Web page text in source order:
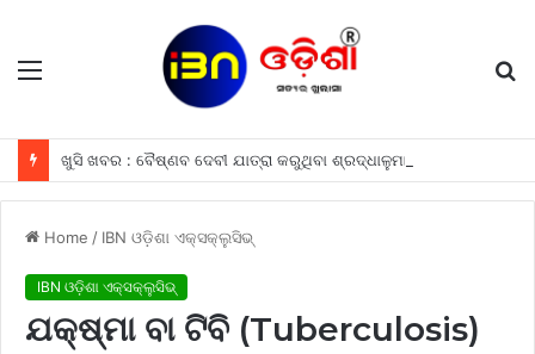
Menu
Home / IBN ଓଡ଼ିଶା ଏକ୍ସକ୍ଲୁସିଭ୍
IBN ଓଡ଼ିଶା ଏକ୍ସକ୍ଲୁସିଭ୍
ଯକ୍ଷ୍ମା ବା ଟିବି (Tuberculosis)